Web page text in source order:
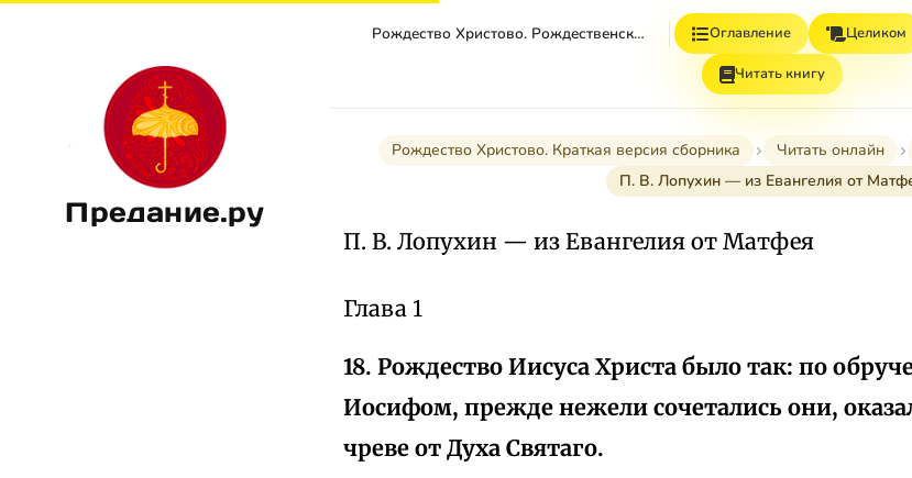
Предание.ру
Рождество Христово. Рождественский Пост Оглавление Целиком
Читать книгу
Рождество Христово. Краткая версия сборника Читать онлайн
П. В. Лопухин — из Евангелия от
П. В. Лопухин — из Евангелия от Матфея
Глава 1
18. Рождество Иисуса Христа было так: по
Иосифом, прежде нежели сочетались они,
чреве от Духа Святаго.